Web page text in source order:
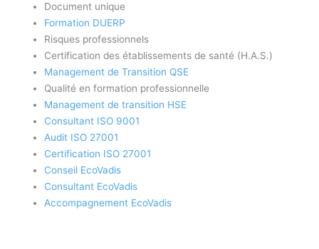
Document unique
Formation DUERP
Risques professionnels
Certification des établissements de santé (H.A.S.)
Management de Transition QSE
Qualité en formation professionnelle
Management de transition HSE
Consultant ISO 9001
Audit ISO 27001
Certification ISO 27001
Conseil EcoVadis
Consultant EcoVadis
Accompagnement EcoVadis